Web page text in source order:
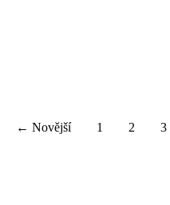
← Novější 1 2 3